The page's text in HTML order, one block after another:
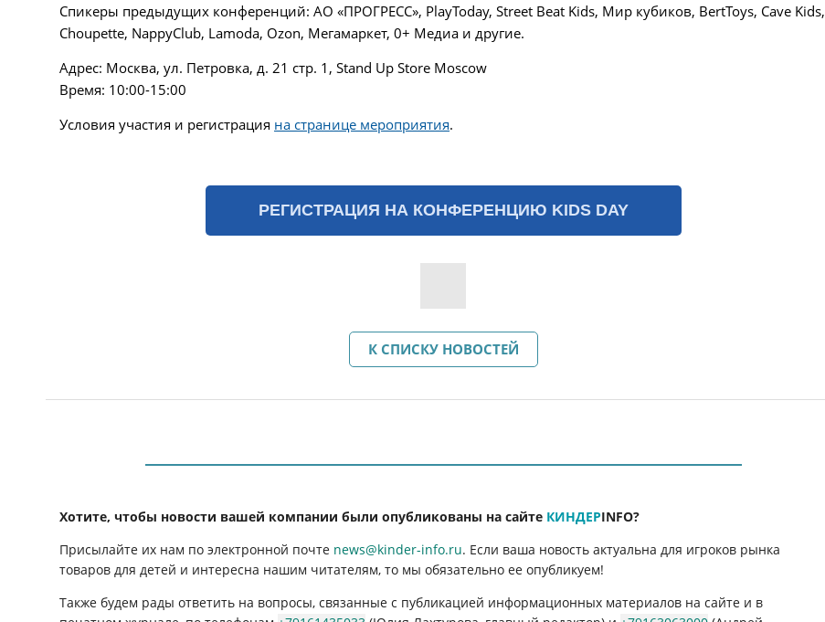
Спикеры предыдущих конференций: АО «ПРОГРЕСС», PlayToday, Street Beat Kids, Мир кубиков, BertToys, Cave Kids,
Choupette, NappyClub, Lamoda, Ozon, Мегамаркет, 0+ Медиа и другие.
Адрес: Москва, ул. Петровка, д. 21 стр. 1, Stand Up Store Moscow
Время: 10:00-15:00
Условия участия и регистрация на странице мероприятия.
РЕГИСТРАЦИЯ НА КОНФЕРЕНЦИЮ KIDS DAY
К СПИСКУ НОВОСТЕЙ
Хотите, чтобы новости вашей компании были опубликованы на сайте КИНДЕРINFO?
Присылайте их нам по электронной почте news@kinder-info.ru. Если ваша новость актуальна для игроков рынка
товаров для детей и интересна нашим читателям, то мы обязательно ее опубликуем!
Также будем рады ответить на вопросы, связанные с публикацией информационных материалов на сайте и в